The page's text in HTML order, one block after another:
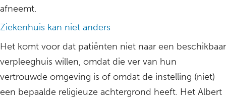
afneemt.
Ziekenhuis kan niet anders
Het komt voor dat patiënten niet naar een beschikbaar
verpleeghuis willen, omdat die ver van hun
vertrouwde omgeving is of omdat de instelling (niet)
een bepaalde religieuze achtergrond heeft. Het Albert